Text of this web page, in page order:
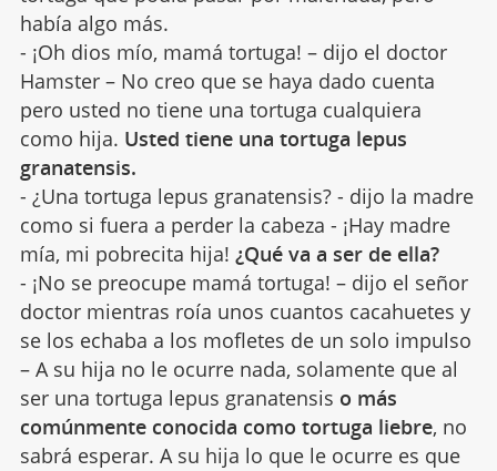
había algo más.
- ¡Oh dios mío, mamá tortuga! – dijo el doctor
Hamster – No creo que se haya dado cuenta
pero usted no tiene una tortuga cualquiera
como hija. Usted tiene una tortuga lepus
granatensis.
- ¿Una tortuga lepus granatensis? - dijo la madre
como si fuera a perder la cabeza - ¡Hay madre
mía, mi pobrecita hija! ¿Qué va a ser de ella?
- ¡No se preocupe mamá tortuga! – dijo el señor
doctor mientras roía unos cuantos cacahuetes y
se los echaba a los mofletes de un solo impulso
– A su hija no le ocurre nada, solamente que al
ser una tortuga lepus granatensis o más
comúnmente conocida como tortuga liebre, no
sabrá esperar. A su hija lo que le ocurre es que